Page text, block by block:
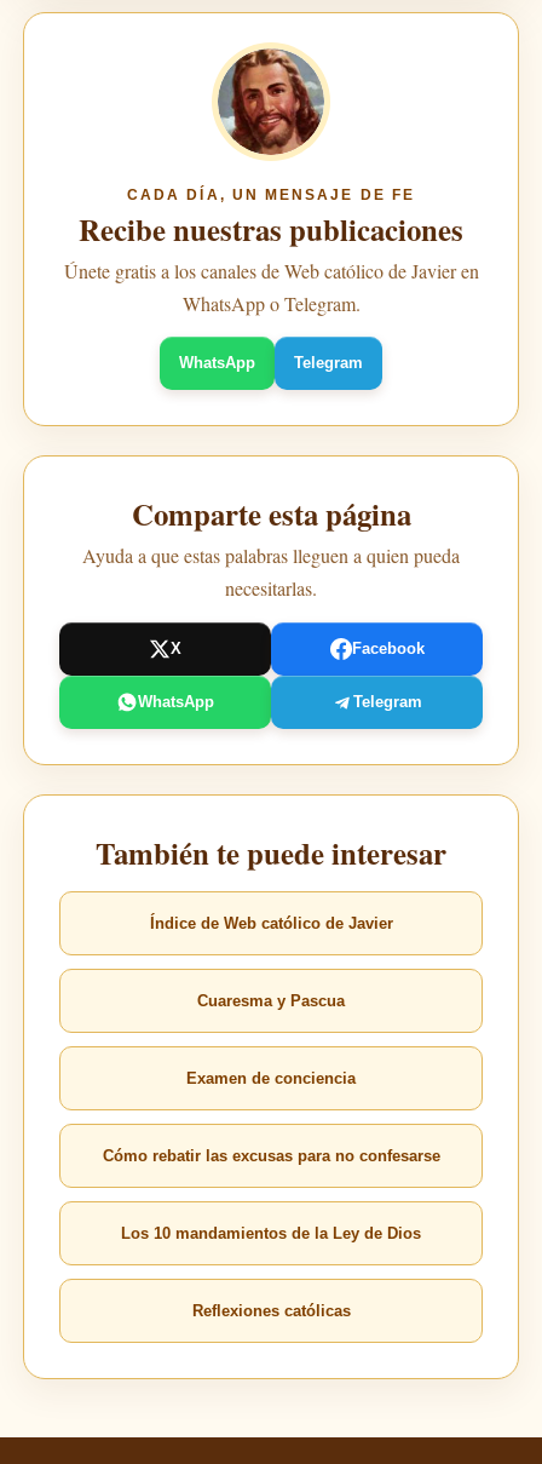
CADA DÍA, UN MENSAJE DE FE
Recibe nuestras publicaciones
Únete gratis a los canales de Web católico de Javier en
WhatsApp o Telegram.
WhatsApp Telegram
Comparte esta página
Ayuda a que estas palabras lleguen a quien pueda
necesitarlas.
X Facebook
WhatsApp Telegram
También te puede interesar
Índice de Web católico de Javier
Cuaresma y Pascua
Examen de conciencia
Cómo rebatir las excusas para no confesarse
Los 10 mandamientos de la Ley de Dios
Reflexiones católicas